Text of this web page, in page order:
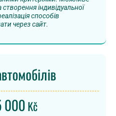
індивідуальної
способів
через сайт.
000 Kč